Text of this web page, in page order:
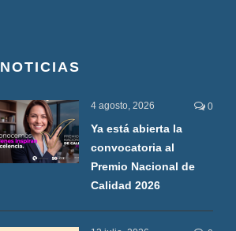
NOTICIAS
4 agosto, 2026 0
Ya está abierta la
convocatoria al
Premio Nacional de
Calidad 2026